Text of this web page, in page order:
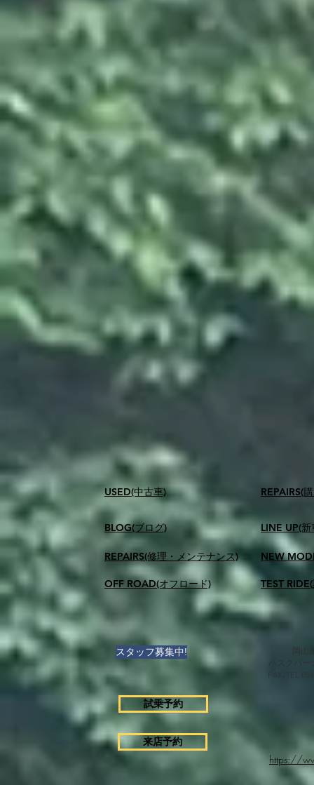
USED(中古車)
BLOG(ブログ)
REPAIRS(修理・メンテナンス)
OFF ROAD(オフロード)
​REPAIRS(
LINE UP(
NEW
TEST
スタッフ募集中!
試乗予約
来店予約
ハスクバー
FAX/TEL
https://